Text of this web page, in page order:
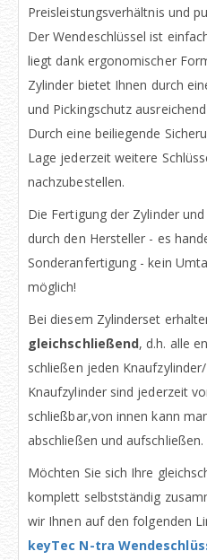
Preisleistungsverhältnis und
Der Wendeschlüssel ist
liegt dank ergonomischer
Zylinder bietet Ihnen durch
und Pickingschutz
Durch eine beiliegende
Lage jederzeit weitere
nachzubestellen.
Die Fertigung der Zylinder
durch den Hersteller - es
Sonderanfertigung - kein
möglich!
Bei diesem Zylinderset
gleichschließend, d.h. alle
schließen jeden
Knaufzylinder sind jederzeit
schließbar,von innen kann
abschließen und aufschließen.
Möchten Sie sich Ihre
komplett selbstständig
wir Ihnen auf den folgenden
keyTec N-tra